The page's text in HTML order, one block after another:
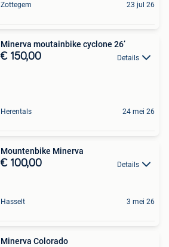
Zottegem 23 jul 26
Minerva moutainbike cyclone 26’
€ 150,00 Details
Herentals 24 mei 26
Mountenbike Minerva
€ 100,00 Details
Hasselt 3 mei 26
Minerva Colorado